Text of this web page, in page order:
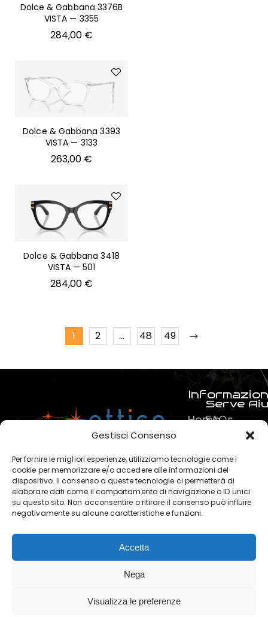
Gestisci Consenso
Per fornire le migliori esperienze, utilizziamo tecnologie come i
cookie per memorizzare e/o accedere alle informazioni del
dispositivo. Il consenso a queste tecnologie ci permetterà di
elaborare dati come il comportamento di navigazione o ID unici
su questo sito. Non acconsentire o ritirare il consenso può influire
negativamente su alcune caratteristiche e funzioni.
Accetta
Nega
Visualizza le preferenze
Dolce & Gabbana 3376B
VISTA — 3355
284,00 €
Dolce & Gabbana 3393
VISTA — 3133
263,00 €
Dolce & Gabbana 3418
VISTA — 501
284,00 €
1 2 … 48 49
Home
Chi
siamo
?
Contatti
Serve
FAQs
Pagamenti
Termini e
Privacy &
Clickoso